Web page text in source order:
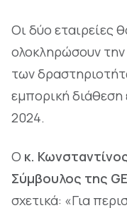
Οι δύο εταιρείες
ολοκληρώσουν
των
εμπορική
2024.
Ο κ.
Σύμβουλος της
σχετικά: «Για